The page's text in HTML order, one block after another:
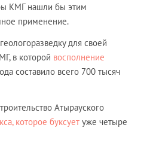
КМГ нашли бы этим
применение.
для своей
в которой восполнение
составило всего 700 тысяч
Атырауского
которое буксует уже четыре